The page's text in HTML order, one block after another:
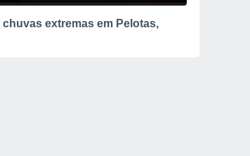
extremas em Pelotas,